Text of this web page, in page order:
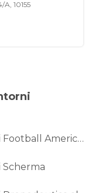
10155
Corso di Football Americano
Scherma